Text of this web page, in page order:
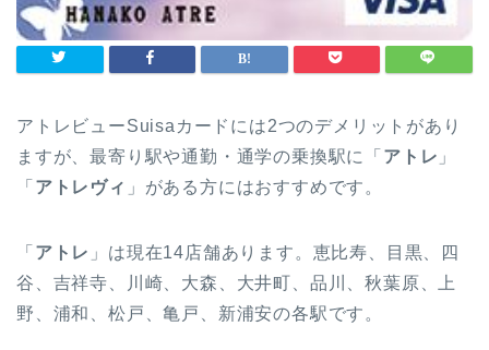
アトレビューSuisaカードには2つのデメリットがあり
ますが、最寄り駅や通勤・通学の乗換駅に「 アトレ 」
「 アトレヴィ 」がある方にはおすすめです。
「 アトレ 」は現在14店舗あります。恵比寿、目黒、四
谷、吉祥寺、川崎、大森、大井町、品川、秋葉原、上
野、浦和、松戸、亀戸、新浦安の各駅です。